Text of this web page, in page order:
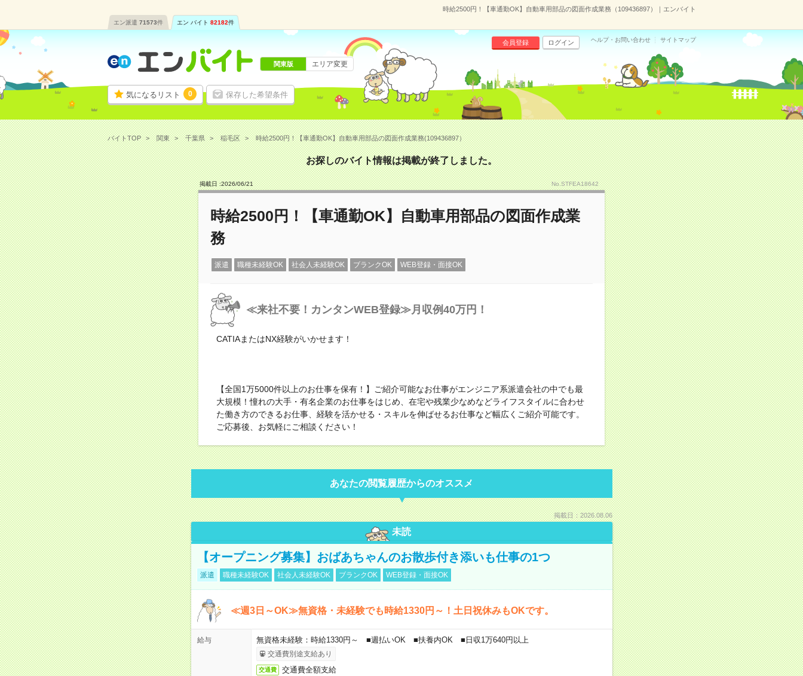
時給2500円！【車通勤OK】自動車用部品の図面作成業務（109436897）｜エンバイト
エン派遣 71573件 エン バイト 82182件
気になるリスト 0 保存した希望条件
会員登録 ログイン ヘルプ・お問い合わせ サイトマップ
関東版 エリア変更
バイトTOP 関東 千葉県 稲毛区 時給2500円！【車通勤OK】自動車用部品の図面作成業務(109436897）
お探しのバイト情報は掲載が終了しました。
掲載日 :2026/06/21 No.STFEA18642
時給2500円！【車通勤OK】自動車用部品の図面作成業
務
派遣 職種未経験OK 社会人未経験OK ブランクOK WEB登録・面接OK
≪来社不要！カンタンWEB登録≫月収例40万円！
CATIAまたはNX経験がいかせます！
【全国1万5000件以上のお仕事を保有！】ご紹介可能なお仕事がエンジニア系派遣会社の中でも最
大規模！憧れの大手・有名企業のお仕事をはじめ、在宅や残業少なめなどライフスタイルに合わせ
た働き方のできるお仕事、経験を活かせる・スキルを伸ばせるお仕事など幅広くご紹介可能です。
ご応募後、お気軽にご相談ください！
あなたの閲覧履歴からのオススメ
掲載日：2026.08.06
未読
【オープニング募集】おばあちゃんのお散歩付き添いも仕事の1つ
派遣 職種未経験OK 社会人未経験OK ブランクOK WEB登録・面接OK
≪週3日～OK≫無資格・未経験でも時給1330円～！土日祝休みもOKです。
給与 無資格未経験：時給1330円～ ■週払いOK ■扶養内OK ■日収1万640円以上
交通費別途支給あり
交通費 交通費全額支給